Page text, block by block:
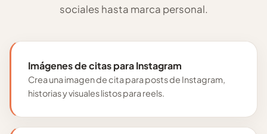
sociales hasta marca personal.
Imágenes de citas para Instagram
Crea una imagen de cita para posts de Instagram,
historias y visuales listos para reels.